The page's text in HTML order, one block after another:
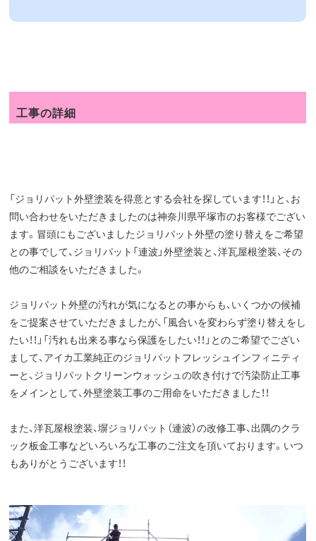
工事の詳細
「ジョリパット外壁塗装を得意とする会社を探しています！！」と、お
問い合わせをいただきましたのは神奈川県平塚市のお客様でござい
ます。冒頭にもございましたジョリパット外壁の塗り替えをご希望
との事でして、ジョリパット「連波」外壁塗装と、洋瓦屋根塗装、その
他のご相談をいただきました。
ジョリパット外壁の汚れが気になるとの事からも、いくつかの候補
をご提案させていただきましたが、「風合いを変わらず塗り替えをし
たい！！」「汚れも出来る事なら保護をしたい！！」とのご希望でござい
まして、アイカ工業純正のジョリパットフレッシュインフィニティ
ーと、ジョリパットクリーンウォッシュの吹き付けで汚染防止工事
をメインとして、外壁塗装工事のご用命をいただきました！！
また、洋瓦屋根塗装、塀ジョリパット（連波）の改修工事、出隅のクラ
ック板金工事などいろいろな工事のご注文を頂いております。いつ
もありがとうございます！！